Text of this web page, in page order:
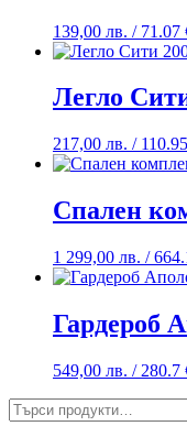
139,00 лв. / 71.07
Легло
217,00 лв. /
Спален
1 299,00 лв. /
Гардероб
549,00 лв. / 280.7
Търсене
за: